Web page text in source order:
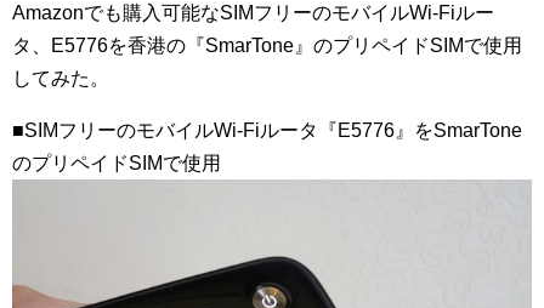
Amazonでも購入可能なSIMフリーのモバイルWi-Fiルー
タ、E5776を香港の『SmarTone』のプリペイドSIMで使用
してみた。
■SIMフリーのモバイルWi-Fiルータ『E5776』をSmarTone
のプリペイドSIMで使用